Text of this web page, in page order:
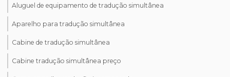
Aluguel de equipamento de tradução simultânea
Aparelho para tradução simultânea
Cabine de tradução simultânea
Cabine tradução simultânea preço